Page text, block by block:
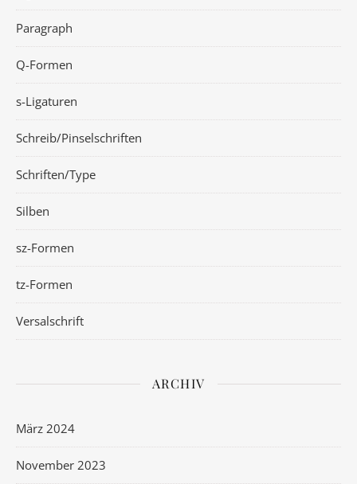
Paragraph
Q-Formen
s-Ligaturen
Schreib/Pinselschriften
Schriften/Type
Silben
sz-Formen
tz-Formen
Versalschrift
ARCHIV
März 2024
November 2023